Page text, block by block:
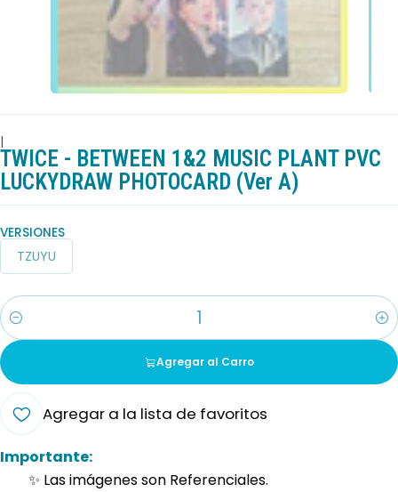
|
TWICE - BETWEEN 1&2 MUSIC PLANT PVC
LUCKYDRAW PHOTOCARD (Ver A)
VERSIONES
TZUYU
Cantidad
Agregar al Carro
Agregar a la lista de favoritos
Importante:
✨ Las imágenes son Referenciales.